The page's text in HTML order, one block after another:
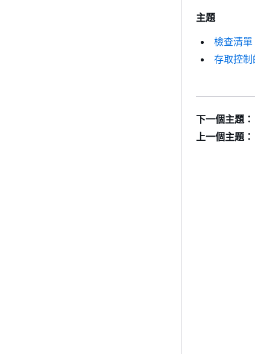
主題
檢查清單
存取控制
下一個主題：
上一個主題：